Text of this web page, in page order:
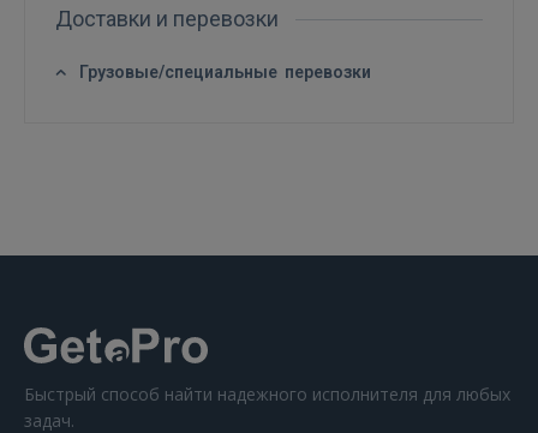
Доставки и перевозки
Грузовые/специальные перевозки
Быстрый способ найти надежного исполнителя для любых
задач.